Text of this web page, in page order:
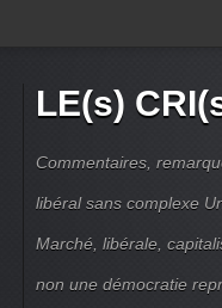
LE(s)
Commentaires,
libéral sans complexe
Marché, libérale,
non une démocratie